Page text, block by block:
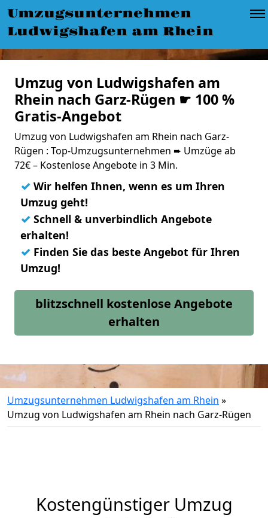
Umzugsunternehmen
Ludwigshafen am Rhein
Umzug von Ludwigshafen am
Rhein nach Garz-Rügen ☛ 100 %
Gratis-Angebot
Umzug von Ludwigshafen am Rhein nach Garz-
Rügen : Top-Umzugsunternehmen ➨ Umzüge ab
72€ – Kostenlose Angebote in 3 Min.
✓ Wir helfen Ihnen, wenn es um Ihren
Umzug geht!
✓ Schnell & unverbindlich Angebote
erhalten!
✓ Finden Sie das beste Angebot für Ihren
Umzug!
blitzschnell kostenlose Angebote
erhalten
Umzugsunternehmen Ludwigshafen am Rhein »
Umzug von Ludwigshafen am Rhein nach Garz-Rügen
Kostengünstiger Umzug